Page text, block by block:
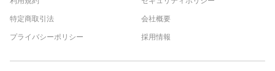
特定商取引法
プライバシーポリシー
会社概要
採用情報